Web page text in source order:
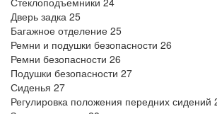
Дверь задка 25
Багажное отделение 25
Ремни и подушки безопасности 26
Ремни безопасности 26
Подушки безопасности 27
Сиденья 27
Регулировка положения передних сидений